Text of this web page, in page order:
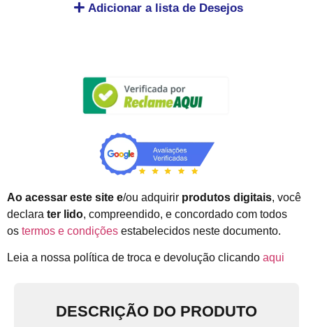
Adicionar a lista de Desejos
Ao acessar este site e/ou adquirir produtos digitais, você
declara ter lido, compreendido, e concordado com todos
os termos e condições estabelecidos neste documento.
Leia a nossa política de troca e devolução clicando aqui
DESCRIÇÃO DO PRODUTO